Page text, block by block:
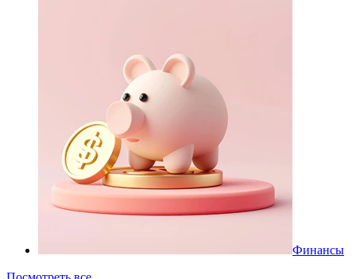
Финансы